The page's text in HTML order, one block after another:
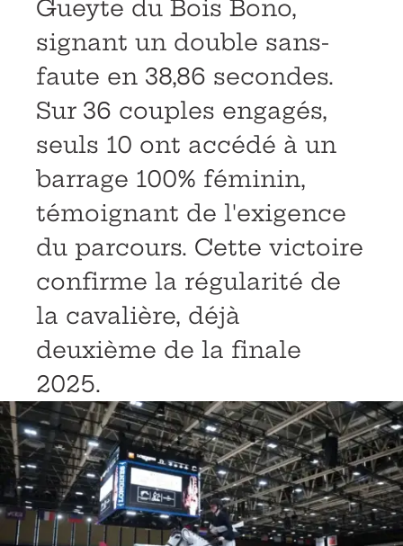
Gueyte du Bois Bono,
signant un double sans-
faute en 38,86 secondes.
Sur 36 couples engagés,
seuls 10 ont accédé à un
barrage 100% féminin,
témoignant de l'exigence
du parcours. Cette victoire
confirme la régularité de
la cavalière, déjà
deuxième de la finale
2025.